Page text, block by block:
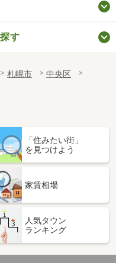
す
札幌市
中央区
「住みたい街」
を見つけよう
家賃相場
人気タウン
ランキング